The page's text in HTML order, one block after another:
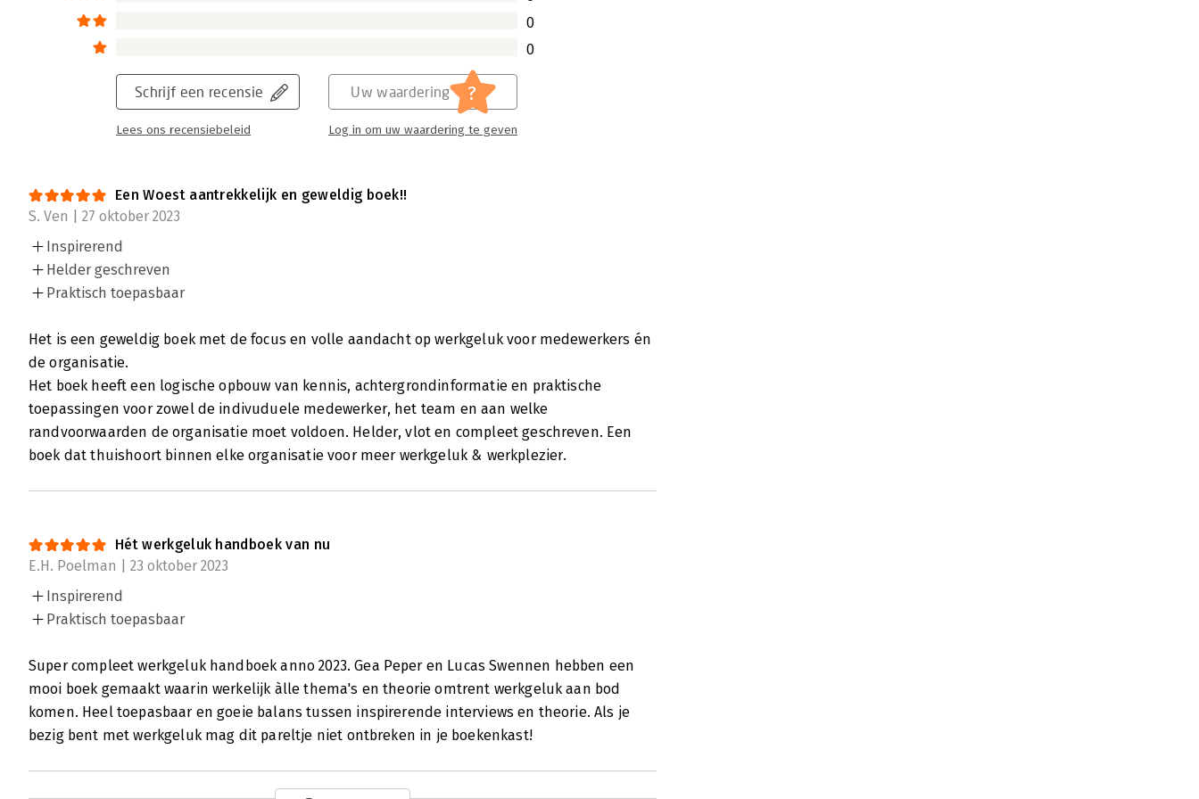
0
0
Schrijf een recensie
Lees ons recensiebeleid
Uw waardering ?
Log in om uw waardering te geven
Een Woest aantrekkelijk en geweldig boek!!
S. Ven | 27 oktober 2023
Inspirerend
Helder geschreven
Praktisch toepasbaar
Het is een geweldig boek met de focus en volle aandacht op werkgeluk voor medewerkers én
de organisatie.
Het boek heeft een logische opbouw van kennis, achtergrondinformatie en praktische
toepassingen voor zowel de indivuduele medewerker, het team en aan welke
randvoorwaarden de organisatie moet voldoen. Helder, vlot en compleet geschreven. Een
boek dat thuishoort binnen elke organisatie voor meer werkgeluk & werkplezier.
Hét werkgeluk handboek van nu
E.H. Poelman | 23 oktober 2023
Inspirerend
Praktisch toepasbaar
Super compleet werkgeluk handboek anno 2023. Gea Peper en Lucas Swennen hebben een
mooi boek gemaakt waarin werkelijk àlle thema's en theorie omtrent werkgeluk aan bod
komen. Heel toepasbaar en goeie balans tussen inspirerende interviews en theorie. Als je
bezig bent met werkgeluk mag dit pareltje niet ontbreken in je boekenkast!